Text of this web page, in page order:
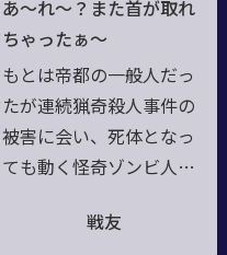
●IBGM：永世のクレイド
だけで生きてる)
あ～れ～？また首が取れ
ちゃったぁ～
もとは帝都の一般人だっ
たが連続猟奇殺人事件の
被害に会い、死体となっ
ても動く怪奇ゾンビ人間
だったパーラーメイドを
戦友